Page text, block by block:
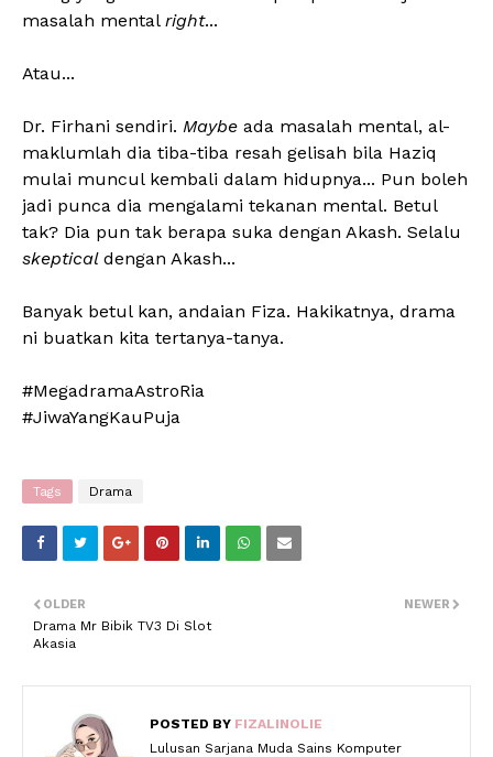
masalah mental right...
Atau...
Dr. Firhani sendiri. Maybe ada masalah mental, al-
maklumlah dia tiba-tiba resah gelisah bila Haziq
mulai muncul kembali dalam hidupnya... Pun boleh
jadi punca dia mengalami tekanan mental. Betul
tak? Dia pun tak berapa suka dengan Akash. Selalu
skeptical dengan Akash...
Banyak betul kan, andaian Fiza. Hakikatnya, drama
ni buatkan kita tertanya-tanya.
#MegadramaAstroRia
#JiwaYangKauPuja
Tags Drama
NEWER
OLDER
Drama Mr Bibik TV3 Di Slot
Akasia
POSTED BY FIZALINOLIE
Lulusan Sarjana Muda Sains Komputer